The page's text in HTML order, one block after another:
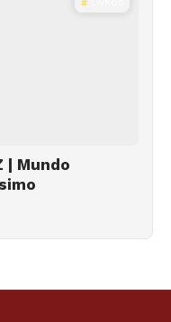
| Mundo